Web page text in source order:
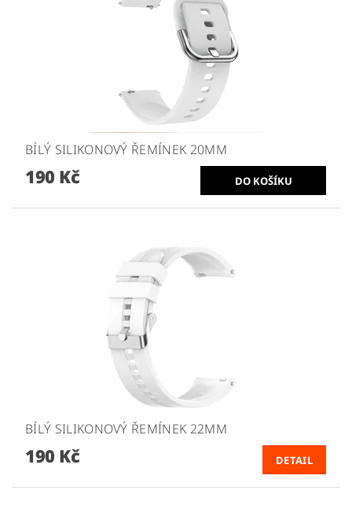
BÍLÝ SILIKONOVÝ ŘEMÍNEK 20MM
190 Kč
BÍLÝ SILIKONOVÝ ŘEMÍNEK 22MM
190 Kč DETAIL